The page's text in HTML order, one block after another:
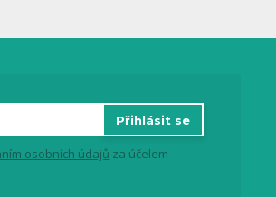
Přihlásit se
osobních údajů za účelem